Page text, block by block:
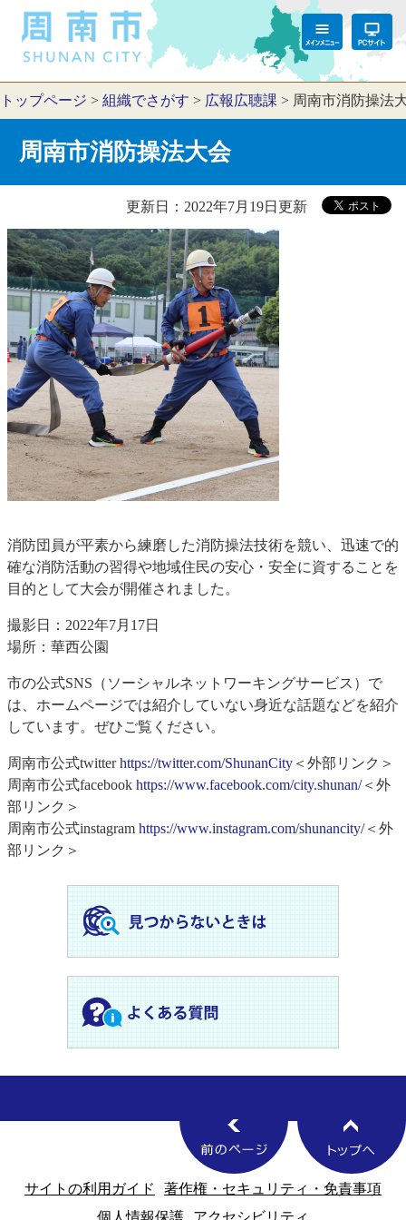
トップページ > 組織でさがす > 広報広聴課 > 周南市消防操法
周南市消防操法大会
更新日：2022年7月19日更新
消防団員が平素から練磨した消防操法技術を競い、迅速で的
確な消防活動の習得や地域住民の安心・安全に資することを
目的として大会が開催されました。
撮影日：2022年7月17日
場所：華西公園
市の公式SNS（ソーシャルネットワーキングサービス）で
は、ホームページでは紹介していない身近な話題などを紹介
しています。ぜひご覧ください。
周南市公式twitterhttps://twitter.com/ShunanCity ＜外部リンク＞
周南市公式facebook https://www.facebook.com/city.shunan/＜外
部リンク＞
周南市公式instagram https://www.instagram.com/shunancity/＜外
部リンク＞
サイトの利用ガイド
著作権・セキュリティ・免責事項
個人情報保護
アクセシビリティ